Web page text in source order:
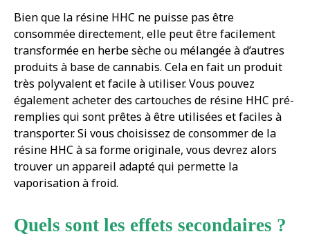
Bien que la résine HHC ne puisse pas être
consommée directement, elle peut être facilement
transformée en herbe sèche ou mélangée à d’autres
produits à base de cannabis. Cela en fait un produit
très polyvalent et facile à utiliser. Vous pouvez
également acheter des cartouches de résine HHC pré-
remplies qui sont prêtes à être utilisées et faciles à
transporter. Si vous choisissez de consommer de la
résine HHC à sa forme originale, vous devrez alors
trouver un appareil adapté qui permette la
vaporisation à froid.
Quels sont les effets secondaires ?